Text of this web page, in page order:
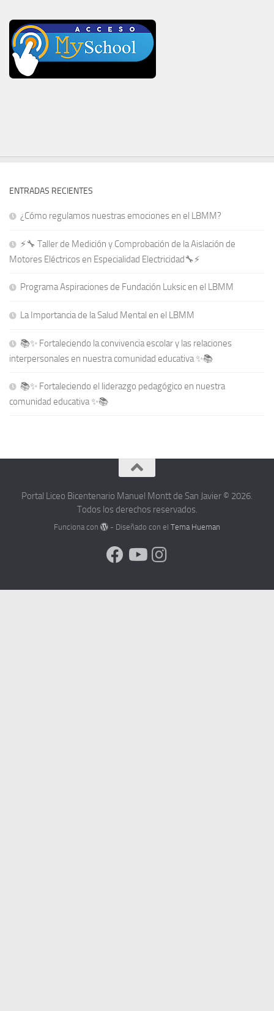
ENTRADAS RECIENTES
¿Cómo regulamos nuestras emociones en el LBMM?
⚡🔧 Taller de Medición y Comprobación de la Aislación de
Motores Eléctricos en Especialidad Electricidad🔧⚡
Programa Aspiraciones de Fundación Luksic en el LBMM
La Importancia de la Salud Mental en el LBMM
📚✨ Fortaleciendo la convivencia escolar y las relaciones
interpersonales en nuestra comunidad educativa ✨📚
📚✨ Fortaleciendo el liderazgo pedagógico en nuestra
comunidad educativa ✨📚
Portal Liceo Bicentenario Manuel Montt de San Javier © 2026.
Todos los derechos reservados.
Funciona con - Diseñado con elTema Hueman